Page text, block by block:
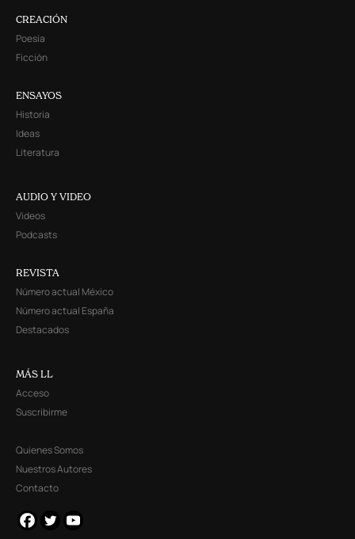
CREACIÓN
Poesía
Ficción
ENSAYOS
Historia
Ideas
Literatura
AUDIO Y VIDEO
Videos
Podcasts
REVISTA
Número actual México
Número actual España
Destacados
MÁS LL
Acceso
Suscribirme
Quienes Somos
Nuestros Autores
Contacto